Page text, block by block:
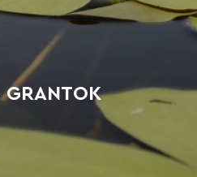
GRANTOK